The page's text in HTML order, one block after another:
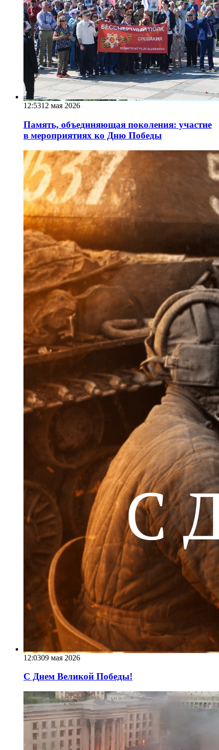
12:5312 мая 2026
Память, объединяющая поколения: участие
в мероприятиях ко Дню Победы
12:0309 мая 2026
С Днем Великой Победы!